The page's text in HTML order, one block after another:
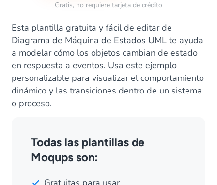
Gratis, no requiere tarjeta de crédito
Esta plantilla gratuita y fácil de editar de
Diagrama de Máquina de Estados UML te ayuda
a modelar cómo los objetos cambian de estado
en respuesta a eventos. Usa este ejemplo
personalizable para visualizar el comportamiento
dinámico y las transiciones dentro de un sistema
o proceso.
Todas las plantillas de
Moqups son:
Gratuitas para usar